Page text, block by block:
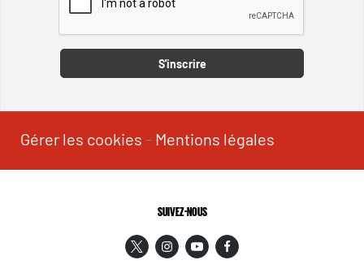
S'inscrire
Gérer les cookies - Mentions légales
SUIVEZ-NOUS